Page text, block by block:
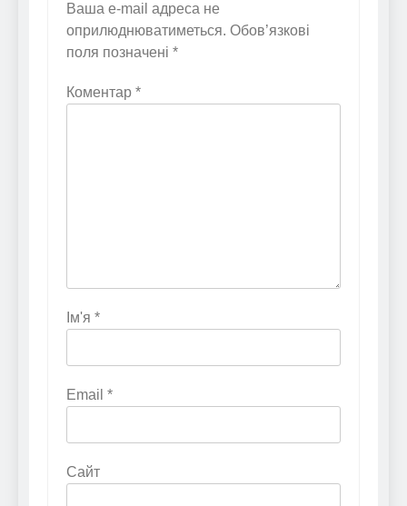
Ваша e-mail адреса не
оприлюднюватиметься. Обов’язкові
поля позначені *
Коментар *
Ім'я *
Email *
Сайт